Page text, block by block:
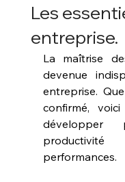
Les
entreprise.
La maîtrise
devenue
entreprise.
confirmé,
développer
performances.